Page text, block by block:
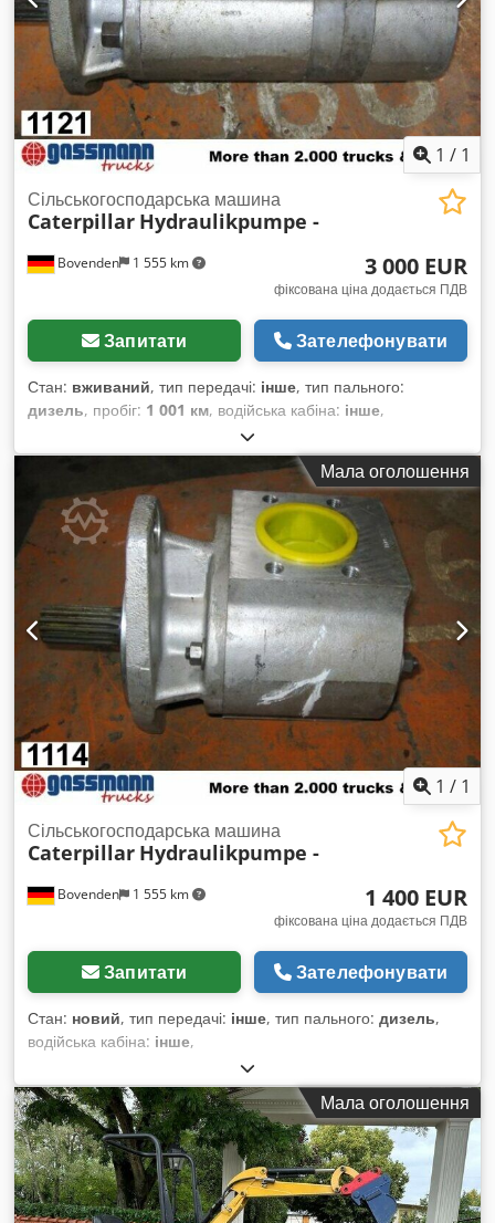
1 / 1
Bovenden 1 555 km
Сільськогосподарська машина
Caterpillar Hydraulikpumpe -
3 000 EUR
фіксована ціна додається ПДВ
Запитати Зателефонувати
Стан: вживаний, тип передачі: інше, тип пального:
дизель, пробіг: 1 001 км, водійська кабіна: інше,
Мала оголошення
1 / 1
Bovenden 1 555 km
Сільськогосподарська машина
Caterpillar Hydraulikpumpe -
1 400 EUR
фіксована ціна додається ПДВ
Запитати Зателефонувати
Стан: новий, тип передачі: інше, тип пального: дизель,
водійська кабіна: інше,
Мала оголошення